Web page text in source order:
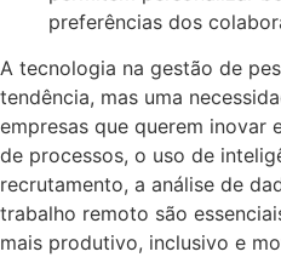
preferências dos
A tecnologia na gestão de
tendência, mas uma
empresas que querem inovar
de processos, o uso de
recrutamento, a análise de
trabalho remoto são
mais produtivo, inclusivo e